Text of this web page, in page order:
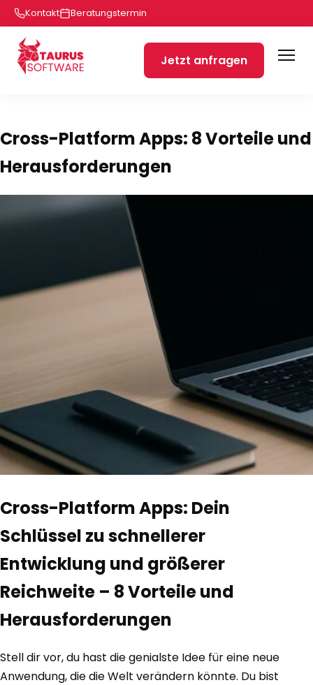
Kontakt Beratungstermin
Jetzt anfragen
Cross-Platform Apps: 8 Vorteile und
Herausforderungen
Cross-Platform Apps: Dein
Schlüssel zu schnellerer
Entwicklung und größerer
Reichweite – 8 Vorteile und
Herausforderungen
Stell dir vor, du hast die genialste Idee für eine neue
Anwendung, die die Welt verändern könnte. Du bist